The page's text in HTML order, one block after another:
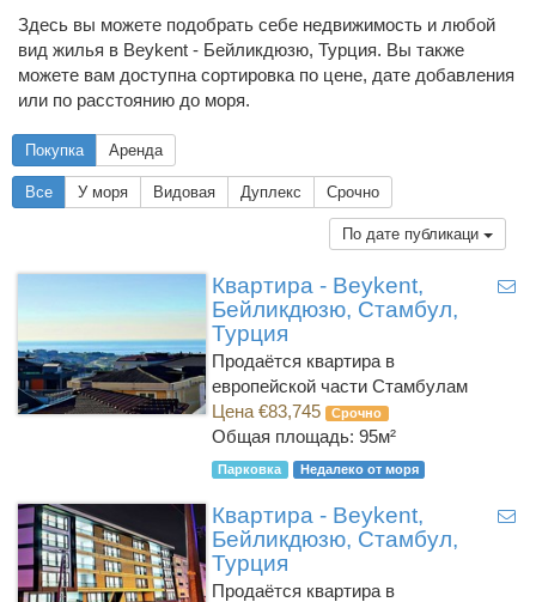
Здесь вы можете подобрать себе недвижимость и любой
вид жилья в Beykent - Бейликдюзю, Турция. Вы также
можете вам доступна сортировка по цене, дате добавления
или по расстоянию до моря.
Покупка Аренда
Все У моря Видовая Дуплекс Срочно
По дате публикаци
Квартира - Beykent,
Бейликдюзю, Стамбул,
Турция
Продаётся квартира в
европейской части Стамбулам
Цена €83,745
Срочно
Общая площадь: 95м²
Парковка Недалеко от моря
Квартира - Beykent,
Бейликдюзю, Стамбул,
Турция
Продаётся квартира в